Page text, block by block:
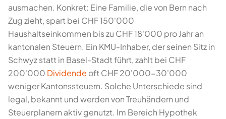
ausmachen. Konkret: Eine Familie, die von Bern nach
Zug zieht, spart bei CHF 150'000
Haushaltseinkommen bis zu CHF 18'000 pro Jahr an
kantonalen Steuern. Ein KMU-Inhaber, der seinen Sitz in
Schwyz statt in Basel-Stadt führt, zahlt bei CHF
200'000 Dividende oft CHF 20'000-30'000
weniger Kantonssteuern. Solche Unterschiede sind
legal, bekannt und werden von Treuhändern und
Steuerplanern aktiv genutzt. Im Bereich Hypothek